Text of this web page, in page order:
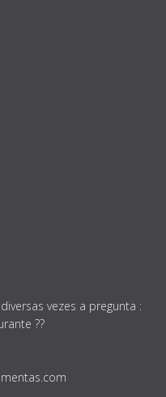
vezes a pregunta :
??